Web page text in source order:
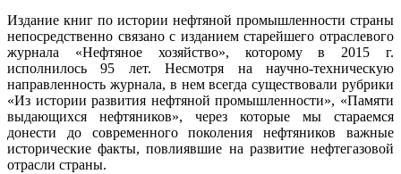
Издание книг по истории нефтяной промышленности страны
непосредственно связано с изданием старейшего отраслевого
журнала «Нефтяное хозяйство», которому в 2015 г.
исполнилось 95 лет. Несмотря на научно-техническую
направленность журнала, в нем всегда существовали рубрики
«Из истории развития нефтяной промышленности», «Памяти
выдающихся нефтяников», через которые мы стараемся
донести до современного поколения нефтяников важные
исторические факты, повлиявшие на развитие нефтегазовой
отрасли страны.